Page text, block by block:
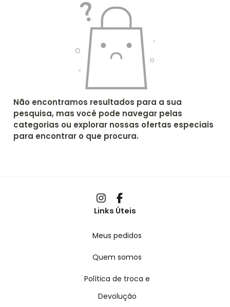
Não encontramos resultados para a sua
pesquisa, mas você pode navegar pelas
categorias ou explorar nossas ofertas especiais
para encontrar o que procura.
Links Úteis
Meus pedidos
Quem somos
Política de troca e
Devolução